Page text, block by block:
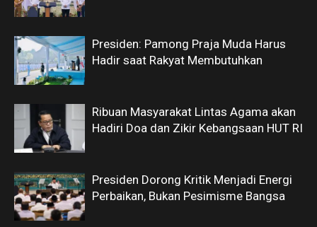
Presiden: Pamong Praja Muda Harus
Hadir saat Rakyat Membutuhkan
Ribuan Masyarakat Lintas Agama akan
Hadiri Doa dan Zikir Kebangsaan HUT RI
Presiden Dorong Kritik Menjadi Energi
Perbaikan, Bukan Pesimisme Bangsa